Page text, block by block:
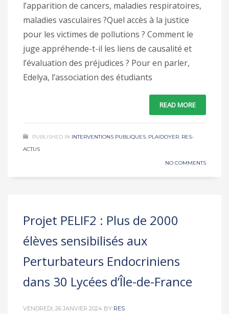
l’apparition de cancers, maladies respiratoires,
maladies vasculaires ?Quel accès à la justice
pour les victimes de pollutions ? Comment le
juge appréhende-t-il les liens de causalité et
l’évaluation des préjudices ? Pour en parler,
Edelya, l’association des étudiants
READ MORE
PUBLISHED IN INTERVENTIONS PUBLIQUES, PLAIDOYER, RES-
ACTUS
NO COMMENTS
Projet PELIF2 : Plus de 2000
élèves sensibilisés aux
Perturbateurs Endocriniens
dans 30 Lycées d’Île-de-France
VENDREDI, 26 JANVIER 2024 BY RES